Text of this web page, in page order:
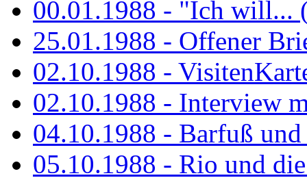
00.01.1988 - "Ich will...
25.01.1988 - Offener
02.10.1988 -
02.10.1988 - Interview
04.10.1988 - Barfuß und
05.10.1988 - Rio und